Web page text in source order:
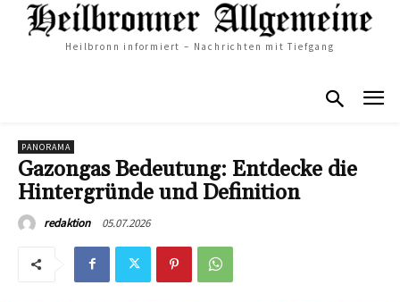
Heilbronn informiert – Nachrichten mit Tiefgang
PANORAMA
Gazongas Bedeutung: Entdecke die
Hintergründe und Definition
redaktion 05.07.2026